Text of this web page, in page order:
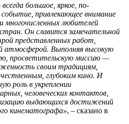
большое, яркое, по-
привлекающее внимание
многочисленных любителей
Он славится замечательной
представленных работ,
атмосферой. Выполняя высокую
просветительскую миссию —
своим традициям,
глубоким кино. И
роль в укреплении
человеческих контактов,
выдающихся достижений
кинематографа», – сказано в